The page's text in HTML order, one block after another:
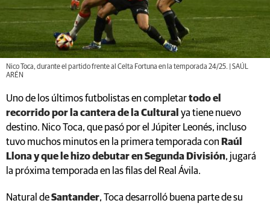
Nico Toca, durante el partido frente al Celta Fortuna en la temporada 24/25. | SAÚL
ARÉN
Uno de los últimos futbolistas en completartodo el
recorrido por la cantera de la Cultural ya tiene nuevo
destino. Nico Toca, que pasó por el Júpiter Leonés, incluso
tuvo muchos minutos en la primera temporada con Raúl
Llona y que le hizo debutar en Segunda División, jugará
la próxima temporada en las filas del Real Ávila.
Natural deSantander, Toca desarrolló buena parte de su